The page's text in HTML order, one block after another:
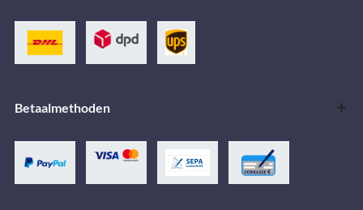
Betaalmethoden